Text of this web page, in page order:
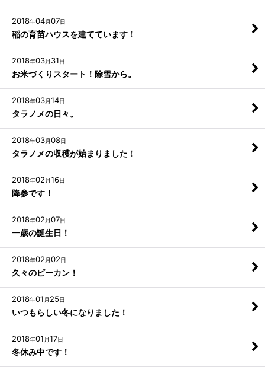
2018年04月07日
稲の育苗ハウスを建てています！
2018年03月 31日
お米づくりスタート！除雪から。
2018年03月14日
タラノメの日々。
2018年03月08日
タラノメの収穫が始まりました！
2018年02 月16日
降参です！
2018年02 月07日
一歳の誕生日！
2018年02 月02日
久々のピーカン！
2018年01 月 25日
いつもらしい冬になりました！
2018年01 月17日
冬休み中です！